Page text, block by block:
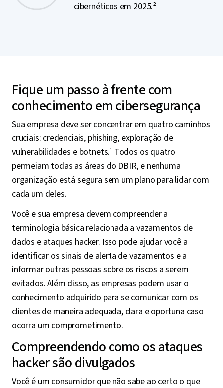
cibernéticos em 2025.²
Fique um passo à frente com
conhecimento em cibersegurança
Sua empresa deve ser concentrar em quatro caminhos
cruciais: credenciais, phishing, exploração de
vulnerabilidades e botnets.¹ Todos os quatro
permeiam todas as áreas do DBIR, e nenhuma
organização está segura sem um plano para lidar com
cada um deles.
Você e sua empresa devem compreender a
terminologia básica relacionada a vazamentos de
dados e ataques hacker. Isso pode ajudar você a
identificar os sinais de alerta de vazamentos e a
informar outras pessoas sobre os riscos a serem
evitados. Além disso, as empresas podem usar o
conhecimento adquirido para se comunicar com os
clientes de maneira adequada, clara e oportuna caso
ocorra um comprometimento.
Compreendendo como os ataques
hacker são divulgados
Você é um consumidor que não sabe ao certo o que